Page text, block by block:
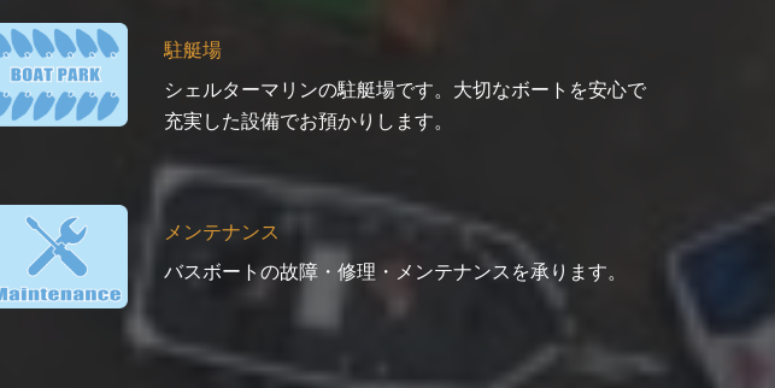
駐艇場
シェルターマリンの駐艇場です。大切なボートを安心で
充実した設備でお預かりします。
メンテナンス
バスボートの故障・修理・メンテナンスを承ります。